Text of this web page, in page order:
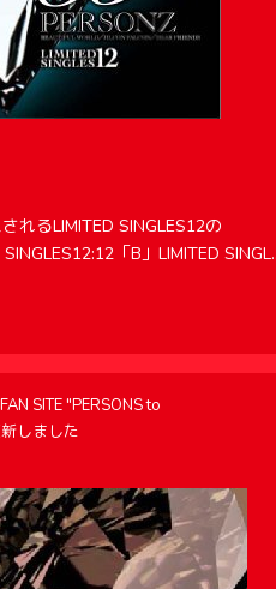
れるLIMITED SINGLES12の
「B」LIMITED
SITE "PERSONS to
しました